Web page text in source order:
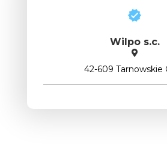
Wilpo s.c.
42-609 Tarnowskie